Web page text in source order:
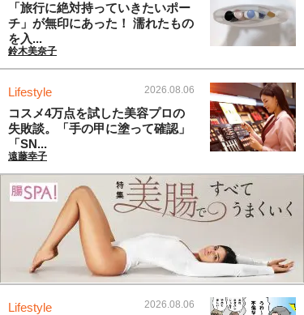
「旅行に絶対持っていきたいポー
チ」が無印にあった！ 濡れたもの
を入...
鈴木美奈子
Lifestyle 2026.08.06
コスメ4万点を試した美容プロの
失敗談。「手の甲に塗って確認」
「SN...
遠藤幸子
Lifestyle 2026.08.06